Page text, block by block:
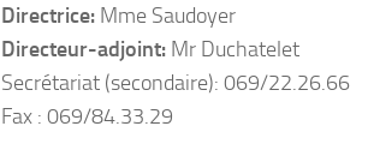
Directrice: Mme Saudoyer
Directeur-adjoint: Mr Duchatelet
Secrétariat (secondaire): 069/22.26.66
Fax : 069/84.33.29